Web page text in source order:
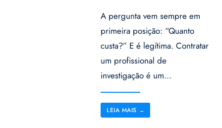
A pergunta vem sempre em
primeira posição: “Quanto
custa?” E é legítima. Contratar
um profissional de
investigação é um...
LEIA MAIS →